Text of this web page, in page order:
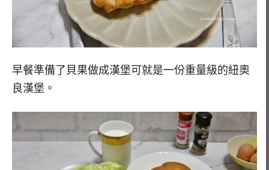
早餐準備了貝果做成漢堡可就是一份重量級的紐奧
良漢堡。